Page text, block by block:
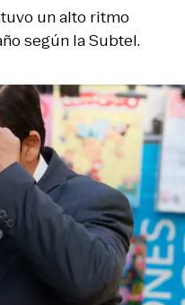
un alto ritmo
según la Subtel.